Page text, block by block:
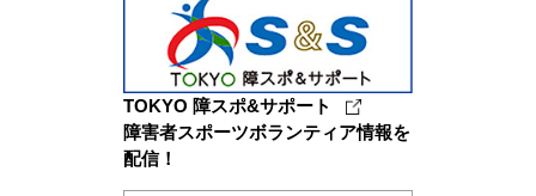
TOKYO 障スポ&サポート
障害者スポーツボランティア情報を
配信！